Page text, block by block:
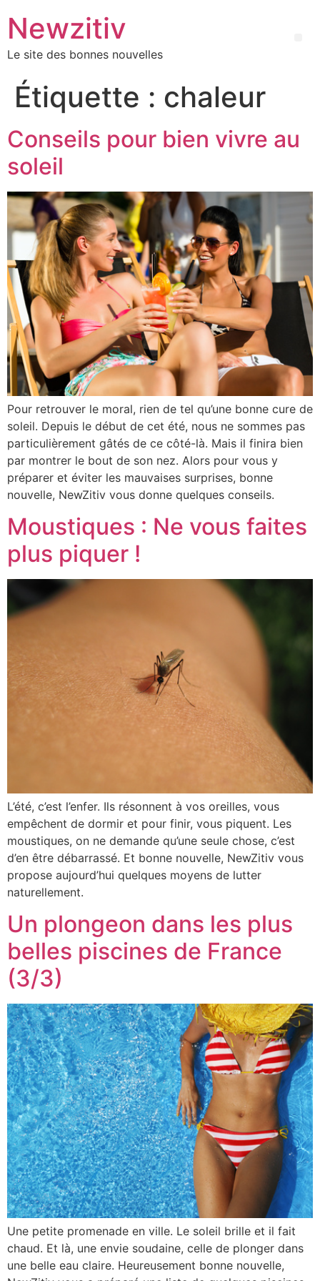
Newzitiv
Le site des bonnes nouvelles
Étiquette : chaleur
Conseils pour bien vivre au
soleil
Pour retrouver le moral, rien de tel qu’une bonne cure de
soleil. Depuis le début de cet été, nous ne sommes pas
particulièrement gâtés de ce côté-là. Mais il finira bien
par montrer le bout de son nez. Alors pour vous y
préparer et éviter les mauvaises surprises, bonne
nouvelle, NewZitiv vous donne quelques conseils.
Moustiques : Ne vous faites
plus piquer !
L’été, c’est l’enfer. Ils résonnent à vos oreilles, vous
empêchent de dormir et pour finir, vous piquent. Les
moustiques, on ne demande qu’une seule chose, c’est
d’en être débarrassé. Et bonne nouvelle, NewZitiv vous
propose aujourd’hui quelques moyens de lutter
naturellement.
Un plongeon dans les plus
belles piscines de France
(3/3)
Une petite promenade en ville. Le soleil brille et il fait
chaud. Et là, une envie soudaine, celle de plonger dans
une belle eau claire. Heureusement bonne nouvelle,